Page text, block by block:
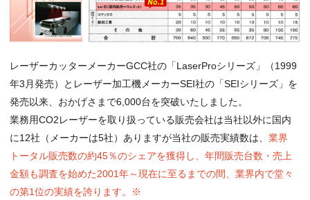
レーザーカッターメーカーGCC社の「LaserProシリーズ」（1999
年3月発売）とレーザー加工機メーカーSEI社の「SEIシリーズ」を
発売以来、おかげさまで6,000台を突破いたしました。
業務用CO2レーザーを取り扱っている販売会社は当社以外に国内
に12社（メーカーは5社）ありますが当社の販売実績数は、 業界
トータル販売数の約45％のシェアを獲得し、年間販売台数・売上
金額も調査を始めた2001年～現在に至るまでの間、業界内で堂々
の第1位の実績を誇ります。※